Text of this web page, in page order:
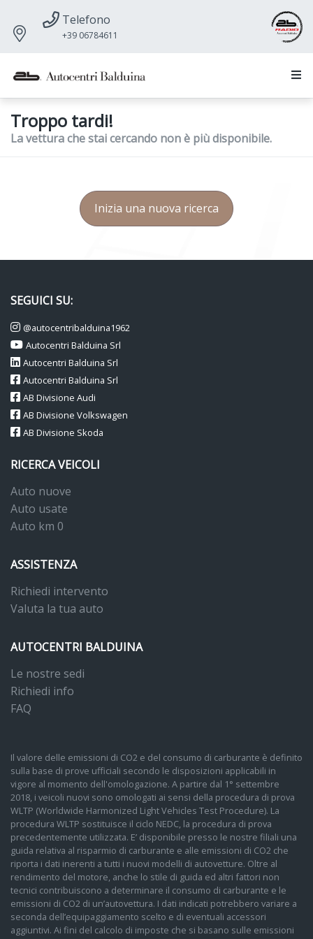
Telefono
+39 06784611
Troppo tardi!
La vettura che stai cercando non è più disponibile.
Inizia una nuova ricerca
SEGUICI SU:
@autocentribalduina1962
Autocentri Balduina Srl
Autocentri Balduina Srl
Autocentri Balduina Srl
AB Divisione Audi
AB Divisione Volkswagen
AB Divisione Skoda
RICERCA VEICOLI
Auto nuove
Auto usate
Auto km 0
ASSISTENZA
Richiedi intervento
Valuta la tua auto
AUTOCENTRI BALDUINA
Le nostre sedi
Richiedi info
FAQ
Il valore delle emissioni di CO2 e del consumo di carburante è definito
sulla base di prove ufficiali secondo le disposizioni applicabili in
vigore al momento dell'omologazione. A partire dal 1° settembre
2018, i veicoli nuovi sono omologati ai sensi della procedura di prova
WLTP (Worldwide Harmonized Light Vehicles Test Procedure). La
procedura WLTP sostituisce il ciclo NEDC, la procedura di prova
precedentemente utilizzata. E’ disponibile presso le nostre filiali una
guida relativa al risparmio di carburante e alle emissioni di CO2 che
riporta i dati inerenti a tutti i nuovi modelli di autovetture. Oltre al
rendimento del motore, anche lo stile di guida ed altri fattori non
tecnici contribuiscono a determinare il consumo di carburante e le
emissioni di CO2 di un’autovettura. I dati indicati potrebbero variare a
seconda dell’equipaggiamento scelto e di eventuali accessori
aggiuntivi. Ai fini del calcolo di imposte che si basano sulle emissioni